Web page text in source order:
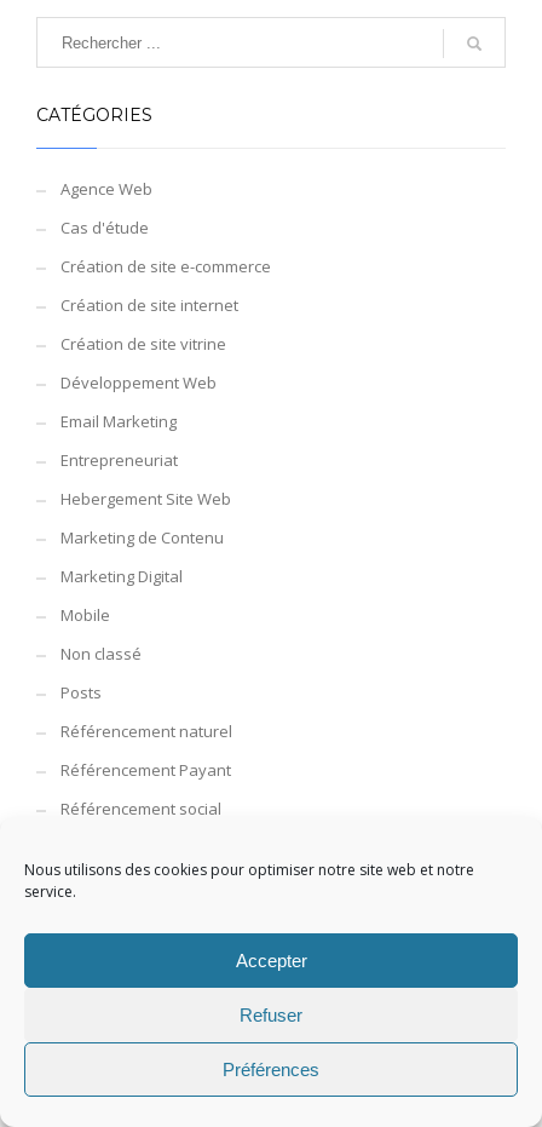
Nous utilisons des cookies pour optimiser notre site web et notre
service.
Accepter
Refuser
Préférences
CATÉGORIES
Agence Web
Cas d'étude
Création de site e-commerce
Création de site internet
Création de site vitrine
Développement Web
Email Marketing
Entrepreneuriat
Hebergement Site Web
Marketing de Contenu
Marketing Digital
Mobile
Non classé
Posts
Référencement naturel
Référencement Payant
Référencement social
WordPress Tutoriel
Fichier .htaccess WordPress
Qu’est-ce que le fichier .htaccess WordPress ? ...